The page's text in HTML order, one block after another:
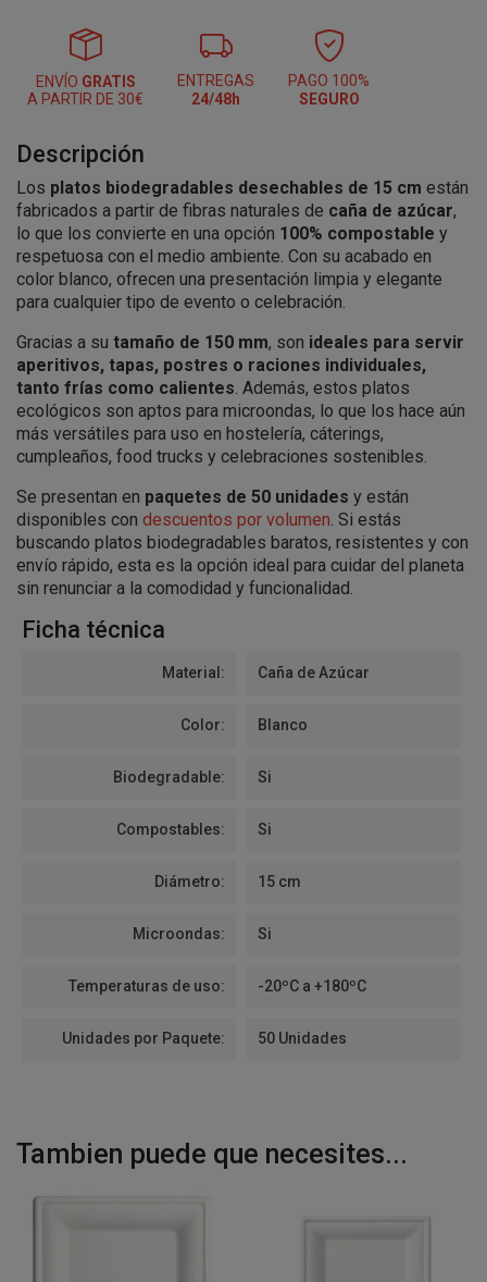
ENVÍO GRATIS
A PARTIR DE 30€
ENTREGAS
24/48h
PAGO 100%
SEGURO
Descripción
Los platos biodegradables desechables de 15 cm están
fabricados a partir de fibras naturales de caña de azúcar,
lo que los convierte en una opción 100% compostable y
respetuosa con el medio ambiente. Con su acabado en
color blanco, ofrecen una presentación limpia y elegante
para cualquier tipo de evento o celebración.
Gracias a su tamaño de 150 mm, son ideales para servir
aperitivos, tapas, postres o raciones individuales,
tanto frías como calientes. Además, estos platos
ecológicos son aptos para microondas, lo que los hace aún
más versátiles para uso en hostelería, cáterings,
cumpleaños, food trucks y celebraciones sostenibles.
Se presentan en paquetes de 50 unidades y están
disponibles con descuentos por volumen. Si estás
buscando platos biodegradables baratos, resistentes y con
envío rápido, esta es la opción ideal para cuidar del planeta
sin renunciar a la comodidad y funcionalidad.
Ficha técnica
Material: Caña de Azúcar
Color: Blanco
Biodegradable: Si
Compostables: Si
Diámetro: 15 cm
Microondas: Si
Temperaturas de uso: -20ºC a +180ºC
Unidades por Paquete: 50 Unidades
Tambien puede que necesites...